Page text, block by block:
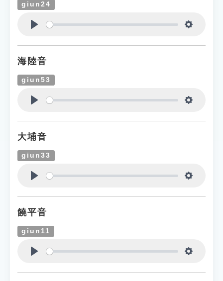
giun24
海陸音
giun53
大埔音
giun33
饒平音
giun11